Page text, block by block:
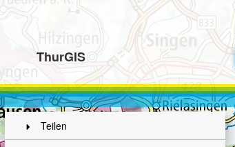
ThurGIS
Teilen